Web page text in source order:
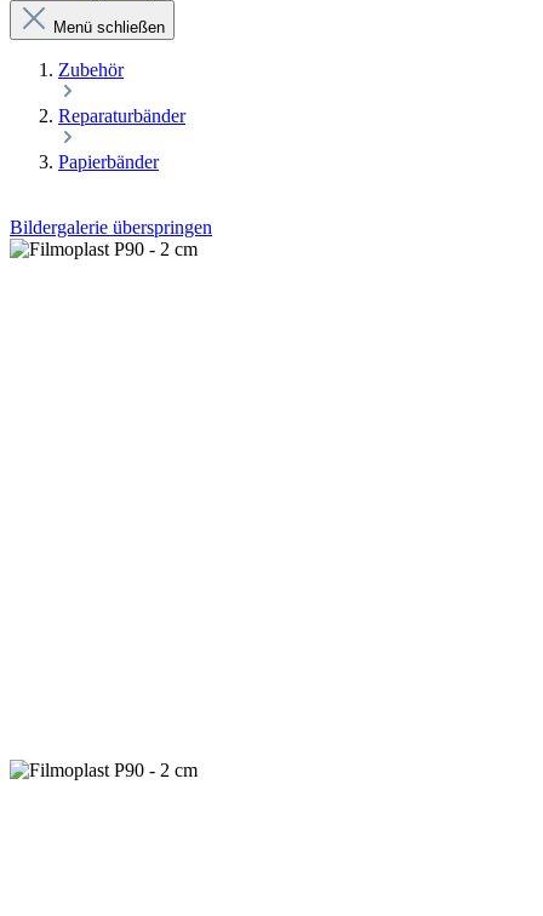
Menü schließen
Zubehör
Reparaturbänder
Papierbänder
Bildergalerie überspringen